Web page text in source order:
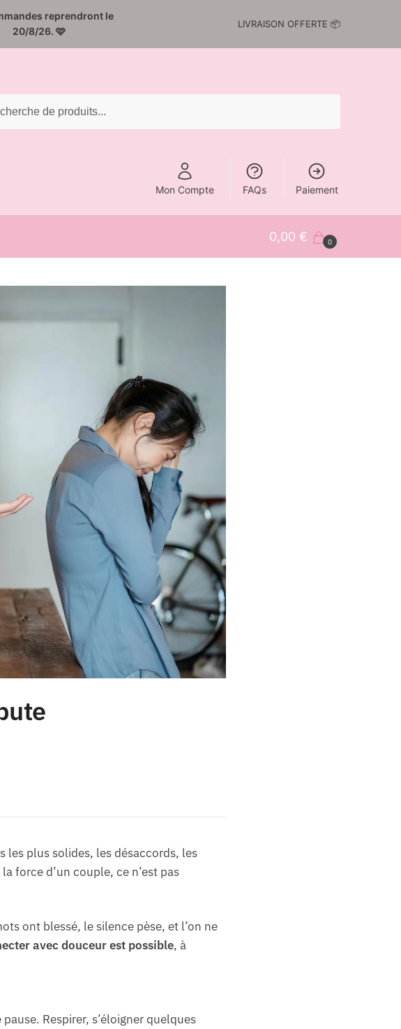
reprendront le
20/8/26. 🩷
LIVRAISON OFFERTE 📦
Mon Compte FAQs Paiement
0,00 € 0
les plus solides, les désaccords, les
force d’un couple, ce n’est pas
ont blessé, le silence pèse, et l’on ne
avec douceur est possible, à
Respirer, s’éloigner quelques